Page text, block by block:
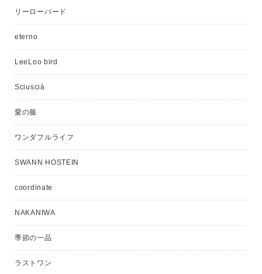
リーローバード
eterno
LeeLoo bird
Sciuscià
愛の服
ワンダフルライフ
SWANN HOSTEIN
coordinate
NAKANIWA
季節の一品
ラストワン